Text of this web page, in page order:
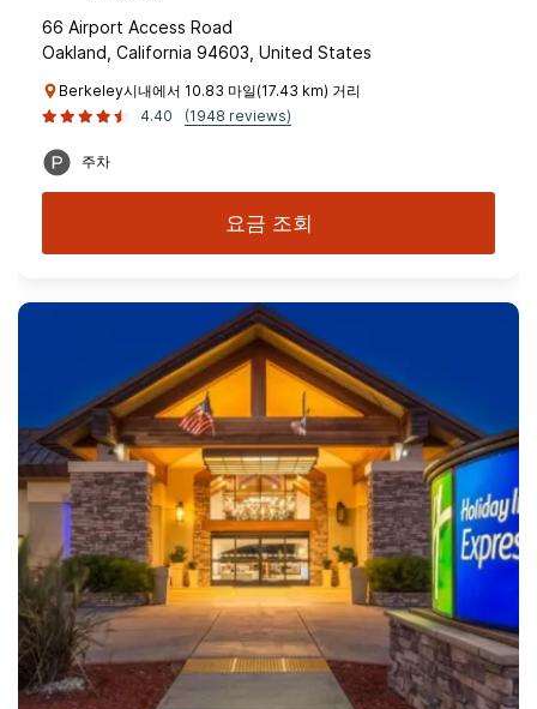
66 Airport Access Road
Oakland, California 94603, United States
Berkeley시내에서 10.83 마일(17.43 km) 거리
4.40
(1948 reviews)
주차
요금 조회